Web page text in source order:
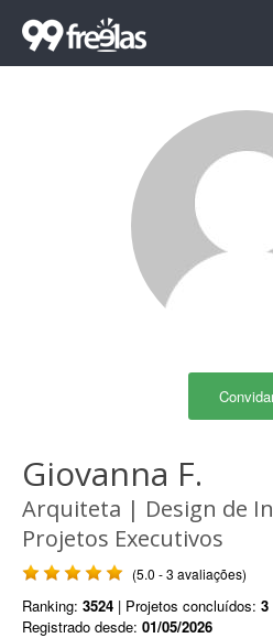
Giovanna F.
Arquiteta | Design de
Projetos Executivos
(5.0 - 3 avaliações)
Ranking: 3524 | Projetos concluídos: 3
Registrado desde: 01/05/2026